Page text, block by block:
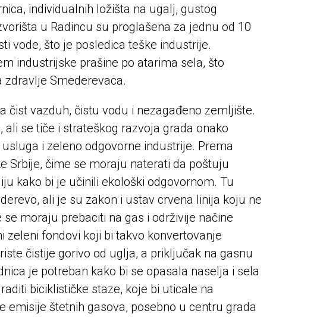
individualnih ložišta na ugalj, gustog
u Radincu su proglašena za jednu od 10
vode, što je posledica teške industrije.
industrijske prašine po atarima sela, što
Smederevaca.
čist vazduh, čistu vodu i nezagađeno zemljište.
se tiče i strateškog razvoja grada onako
i zeleno odgovorne industrije. Prema
Srbije, čime se moraju naterati da poštuju
kako bi je učinili ekološki odgovornom. Tu
ali je su zakon i ustav crvena linija koju ne
moraju prebaciti na gas i održivije načine
fondovi koji bi takvo konvertovanje
čistije gorivo od uglja, a priključak na gasnu
je potreban kako bi se opasala naselja i sela
biciklističke staze, koje bi uticale na
emisije štetnih gasova, posebno u centru grada